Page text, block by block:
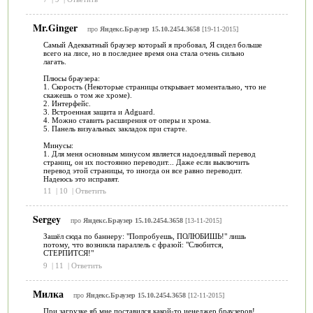
Mr.Ginger про Яндекс.Браузер 15.10.2454.3658[19-11-2015]
Самый Адекватный браузер который я пробовал, Я сидел больше
всего на лисе, но в последнее время она стала очень сильно
лагать.
Плюсы браузера:
1. Скорость (Некоторые страницы открывает моментально, что не
скажешь о том же хроме).
2. Интерфейс.
3. Встроенная защита и Adguard.
4. Можно ставить расширения от оперы и хрома.
5. Панель визуальных закладок при старте.
Минусы:
1. Для меня основным минусом является надоедливый перевод
страниц, он их постоянно переводит... Даже если выключить
перевод этой страницы, то иногда он все равно переводит.
Надеюсь это исправят.
11
| 10 | Ответить
Sergey про Яндекс.Браузер 15.10.2454.3658[13-11-2015]
Зашёл сюда по баннеру: "Попробуешь, ПОЛЮБИШЬ!" лишь
потому, что возникла параллель с фразой: "Слюбится,
СТЕРПИТСЯ!"
9
| 11 | Ответить
Милка про Яндекс.Браузер 15.10.2454.3658[12-11-2015]
При загрузке яб мне поставился какой-то иенеджер браузеров!